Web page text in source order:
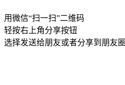
用微信“扫一扫”二维码
轻按右上角分享按钮
选择发送给朋友或者分享到朋友圈